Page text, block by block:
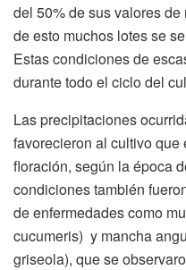
del 50% de sus valores
de esto muchos lotes se
Estas condiciones de
durante todo el ciclo del
Las precipitaciones
favorecieron al cultivo
floración, según la época
condiciones también
de enfermedades como
cucumeris) y mancha
griseola), que se